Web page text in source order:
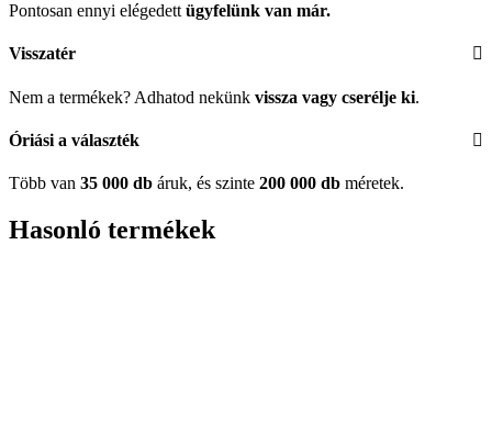
Pontosan ennyi elégedett ügyfelünk van már.
Visszatér
Nem a termékek? Adhatod nekünk vissza vagy cserélje ki.
Óriási a választék
Több van 35 000 db áruk, és szinte 200 000 db méretek.
Hasonló termékek